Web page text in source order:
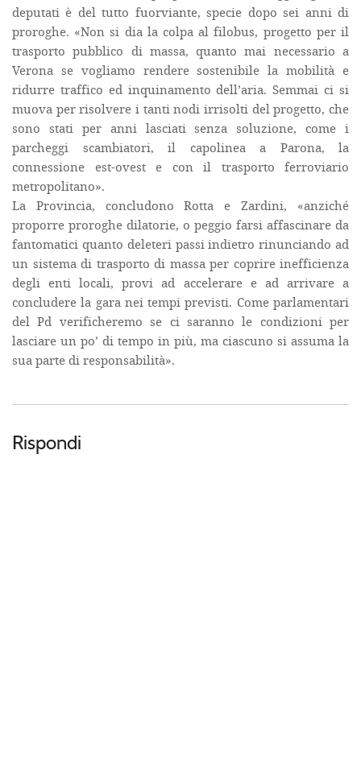
deputati è del tutto fuorviante, specie dopo sei anni di
proroghe. «Non si dia la colpa al filobus, progetto per il
trasporto pubblico di massa, quanto mai necessario a
Verona se vogliamo rendere sostenibile la mobilità e
ridurre traffico ed inquinamento dell’aria. Semmai ci si
muova per risolvere i tanti nodi irrisolti del progetto, che
sono stati per anni lasciati senza soluzione, come i
parcheggi scambiatori, il capolinea a Parona, la
connessione est-ovest e con il trasporto ferroviario
metropolitano».
La Provincia, concludono Rotta e Zardini, «anziché
proporre proroghe dilatorie, o peggio farsi affascinare da
fantomatici quanto deleteri passi indietro rinunciando ad
un sistema di trasporto di massa per coprire inefficienza
degli enti locali, provi ad accelerare e ad arrivare a
concludere la gara nei tempi previsti. Come parlamentari
del Pd verificheremo se ci saranno le condizioni per
lasciare un po’ di tempo in più, ma ciascuno si assuma la
sua parte di responsabilità».
Rispondi